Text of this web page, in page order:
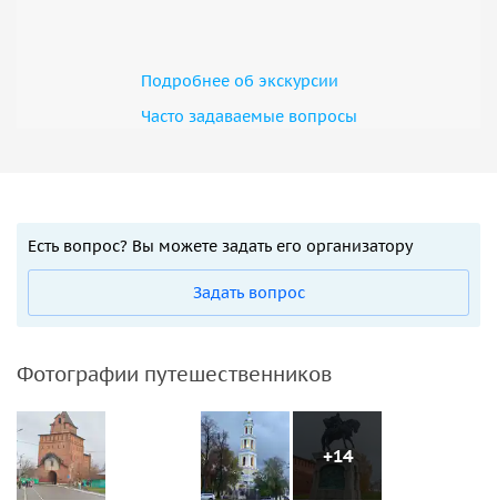
Подробнее об экскурсии
Часто задаваемые вопросы
Есть вопрос? Вы можете задать его организатору
Задать вопрос
Фотографии путешественников
+14